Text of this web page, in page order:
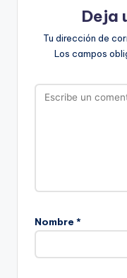
Deja
Tu dirección de
Los campos
Nombre *